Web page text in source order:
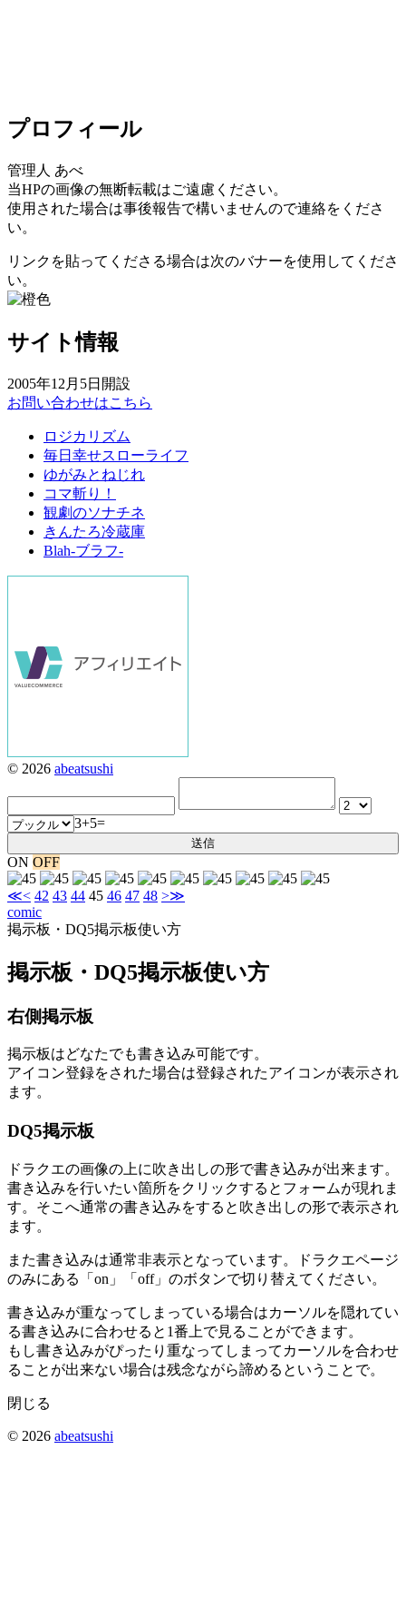
プロフィール
管理人 あべ
当HPの画像の無断転載はご遠慮ください。
使用された場合は事後報告で構いませんので連絡をくださ
い。
リンクを貼ってくださる場合は次のバナーを使用してくださ
い。
サイト情報
2005年12月5日開設
お問い合わせはこちら
ロジカリズム
毎日幸せスローライフ
ゆがみとねじれ
コマ斬り！
観劇のソナチネ
きんたろ冷蔵庫
Blah-ブラフ-
© 2026 abeatsushi
3+5=
ON OFF
≪< 42 43 44 45 46 47 48 >≫
comic
掲示板・DQ5掲示板使い方
掲示板・DQ5掲示板使い方
右側掲示板
掲示板はどなたでも書き込み可能です。
アイコン登録をされた場合は登録されたアイコンが表示され
ます。
DQ5掲示板
ドラクエの画像の上に吹き出しの形で書き込みが出来ます。
書き込みを行いたい箇所をクリックするとフォームが現れま
す。そこへ通常の書き込みをすると吹き出しの形で表示され
ます。
また書き込みは通常非表示となっています。ドラクエページ
のみにある「on」「off」のボタンで切り替えてください。
書き込みが重なってしまっている場合はカーソルを隠れてい
る書き込みに合わせると1番上で見ることができます。
もし書き込みがぴったり重なってしまってカーソルを合わせ
ることが出来ない場合は残念ながら諦めるということで。
閉じる
© 2026 abeatsushi